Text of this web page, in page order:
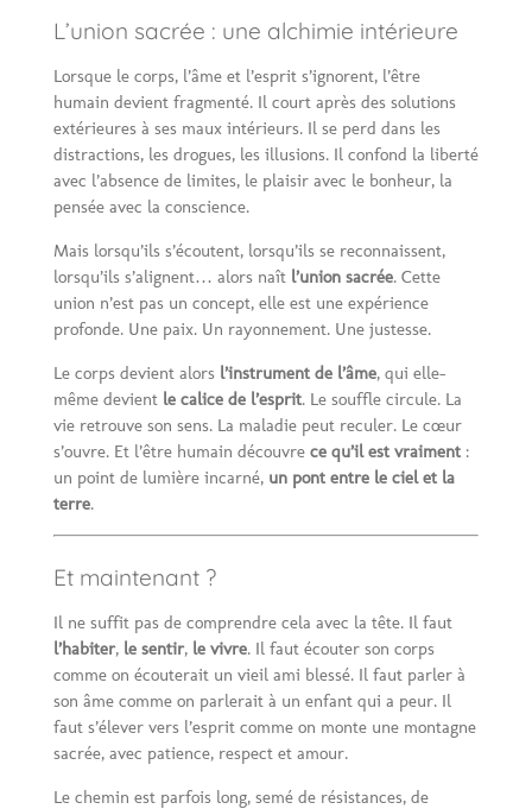
L’union sacrée : une alchimie intérieure
Lorsque le corps, l’âme et l’esprit s’ignorent, l’être
humain devient fragmenté. Il court après des solutions
extérieures à ses maux intérieurs. Il se perd dans les
distractions, les drogues, les illusions. Il confond la liberté
avec l’absence de limites, le plaisir avec le bonheur, la
pensée avec la conscience.
Mais lorsqu’ils s’écoutent, lorsqu’ils se reconnaissent,
lorsqu’ils s’alignent… alors naît l’union sacrée. Cette
union n’est pas un concept, elle est une expérience
profonde. Une paix. Un rayonnement. Une justesse.
Le corps devient alors l’instrument de l’âme, qui elle-
même devient le calice de l’esprit. Le souffle circule. La
vie retrouve son sens. La maladie peut reculer. Le cœur
s’ouvre. Et l’être humain découvre ce qu’il est vraiment:
un point de lumière incarné, un pont entre le ciel et la
terre.
Et maintenant ?
Il ne suffit pas de comprendre cela avec la tête. Il faut
l’habiter, le sentir, le vivre. Il faut écouter son corps
comme on écouterait un vieil ami blessé. Il faut parler à
son âme comme on parlerait à un enfant qui a peur. Il
faut s’élever vers l’esprit comme on monte une montagne
sacrée, avec patience, respect et amour.
Le chemin est parfois long, semé de résistances, de